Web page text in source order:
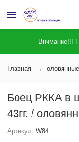
Внимание!!!
Главная
Боец РККА в
43гг. /
Артикул: W84